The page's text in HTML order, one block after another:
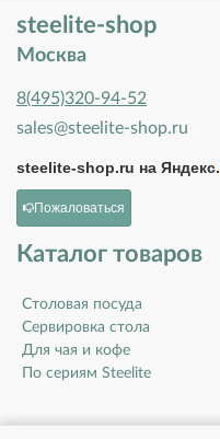
steelite-shop
Москва
8(495)320-94-52
sales@steelite-shop.ru
steelite-shop.ru на Яндекс.
Пожаловаться
Каталог товаров
Столовая посуда
Сервировка стола
Для чая и кофе
По сериям Steelite